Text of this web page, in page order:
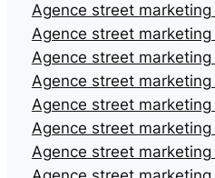
Agence street marketing
Agence street marketing
Agence street marketing
Agence street marketing
Agence street marketing
Agence street marketing
Agence street marketing